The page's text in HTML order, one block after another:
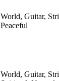
World, Guitar,
Peaceful
World, Guitar,